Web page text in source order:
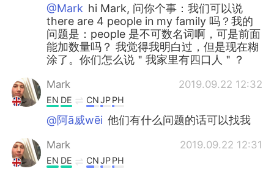
@Mark hi Mark, 问你个事：我们可以说
there are 4 people in my family 吗？我的
问题是：people 是不可数名词啊，可是前面
能加数量吗？ 我觉得我明白过，但是现在糊
涂了。你们怎么说＂我家里有四口人＂？
Mark 2019.09.22 12:32
EN DE CNJPPH
@阿ā威wēi 他们有什么问题的话可以找我
Mark 2019.09.22 12:31
EN DE CNJPPH